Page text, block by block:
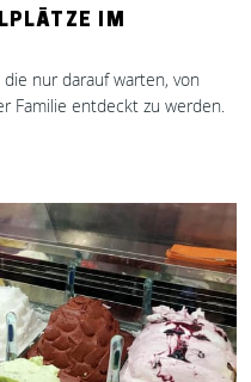
IM
nur darauf warten, von
Familie entdeckt zu werden.